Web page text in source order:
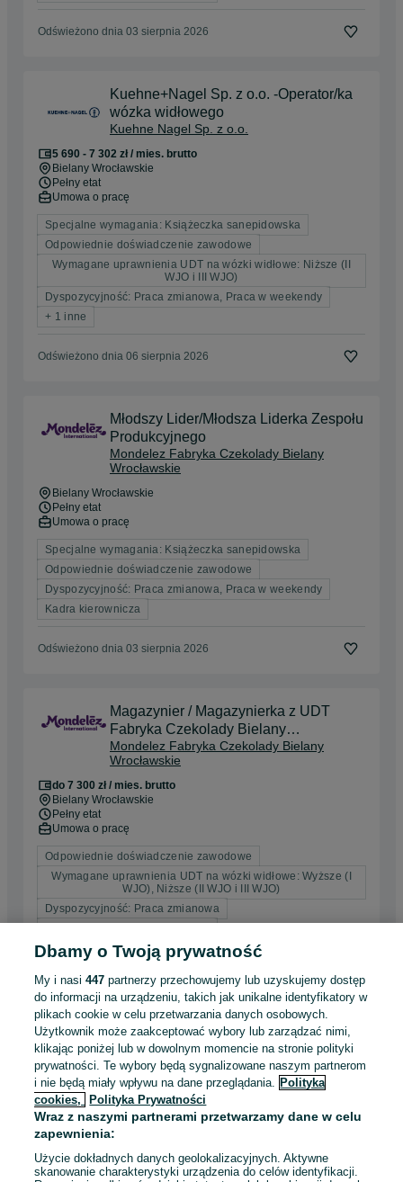
Odświeżono dnia 03 sierpnia 2026
Kuehne+Nagel Sp. z o.o. -Operator/ka
wózka widłowego
Kuehne Nagel Sp. z o.o.
5 690 - 7 302 zł / mies. brutto
Bielany Wrocławskie
Pełny etat
Umowa o pracę
Specjalne wymagania: Książeczka sanepidowska
Odpowiednie doświadczenie zawodowe
Wymagane uprawnienia UDT na wózki widłowe: Niższe (II
WJO i III WJO)
Dyspozycyjność: Praca zmianowa, Praca w weekendy
+ 1 inne
Odświeżono dnia 06 sierpnia 2026
Młodszy Lider/Młodsza Liderka Zespołu
Produkcyjnego
Mondelez Fabryka Czekolady Bielany
Wrocławskie
Bielany Wrocławskie
Pełny etat
Umowa o pracę
Specjalne wymagania: Książeczka sanepidowska
Odpowiednie doświadczenie zawodowe
Dyspozycyjność: Praca zmianowa, Praca w weekendy
Kadra kierownicza
Odświeżono dnia 03 sierpnia 2026
Magazynier / Magazynierka z UDT
Fabryka Czekolady Bielany
Wrocławskie - do 7300 zł brutto!!!
Mondelez Fabryka Czekolady Bielany
Wrocławskie
do 7 300 zł / mies. brutto
Bielany Wrocławskie
Pełny etat
Umowa o pracę
Odpowiednie doświadczenie zawodowe
Wymagane uprawnienia UDT na wózki widłowe: Wyższe (I
WJO), Niższe (II WJO i III WJO)
Dyspozycyjność: Praca zmianowa
PRACA BUDOWA - Monter wiązarów -
Cieśla/Dekarz
TIMBER PL SP. Z O.O.
35 - 60 zł / godz. brutto
Kobierzyce
Pełny etat
Umowa o pracę, Samozatrudnienie, Umowa zlecenie
Doświadczenie nie jest wymagane
Dbamy o Twoją prywatność
My i nasi447 partnerzy przechowujemy lub uzyskujemy dostęp
do informacji na urządzeniu, takich jak unikalne identyfikatory w
plikach cookie w celu przetwarzania danych osobowych.
Użytkownik może zaakceptować wybory lub zarządzać nimi,
klikając poniżej lub w dowolnym momencie na stronie polityki
prywatności. Te wybory będą sygnalizowane naszym partnerom
i nie będą miały wpływu na dane przeglądania. Polityka
cookies,
Polityka Prywatności
Wraz z naszymi partnerami przetwarzamy dane w celu
zapewnienia:
Użycie dokładnych danych geolokalizacyjnych. Aktywne
skanowanie charakterystyki urządzenia do celów identyfikacji.